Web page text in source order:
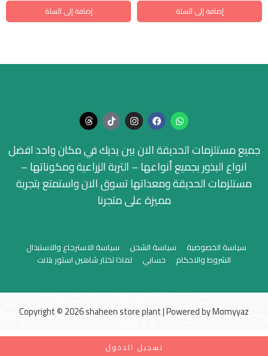
إضافة إلى السلة إضافة إلى السلة
جميع مستلزمات الحديقة الان بين يديك في مكان واحد افضل
انواع البذور بجميع أنواعها – التربة الزراعية ومكوناتها –
مستلزمات الحديقة ومعداتها تسوق الان واستمتع بتجربة
مميزة على متجرنا
سياسة الخصوصية سياسة الشحن
سياسة الاسترجاع والاستبدال
الشروط والاحكام
حسابي لماذا تختار شاهين استور بلانت
Copyright © 2026 shaheen store plant | Powered byMomyyaz
تسجيل الدخول